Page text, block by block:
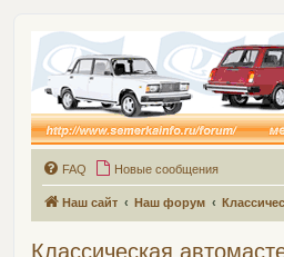
FAQ Новые сообщения
Наш сайт Наш форум
Классическая